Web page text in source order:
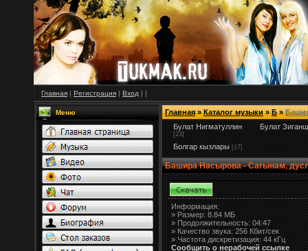
Главная | Регистрация | Вход | |
Меню Главная»Каталог музыки»Б»
Булат Нигматуллин
[23]
Булат
Болгар кызлары [17]
Башира Насырова - Сагынам,
Информация:
»Размер:8.84 МБ
» Продолжительность: 04:47
» Качество звука: 256 Кбит/сек
» Частота дискретизация: 44 кГц
Сообщить о нерабочей ссылке